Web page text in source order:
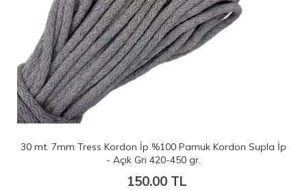
30 mt. 7mm Tress Kordon İp %100 Pamuk Kordon Supla İp
- Açık Gri 420-450 gr.
150.00 TL